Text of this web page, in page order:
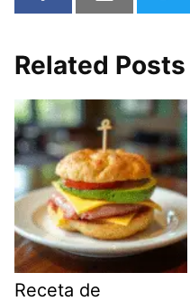
Related Posts
Receta de